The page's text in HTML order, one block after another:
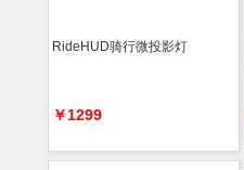
RideHUD骑行微投影灯
￥1299